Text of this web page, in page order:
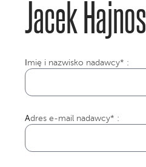
Jacek Hajnos
mię i nazwisko nadawcy* :
Adres e-mail nadawcy* :